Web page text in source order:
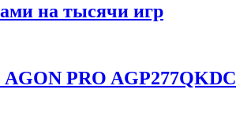
на тысячи игр
PRO AGP277QKDC